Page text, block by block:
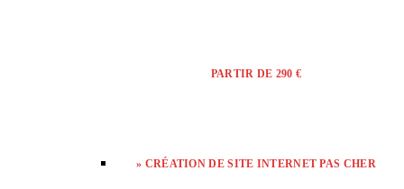
PARTIR DE 290 €
» CRÉATION DE SITE INTERNET PAS CHER